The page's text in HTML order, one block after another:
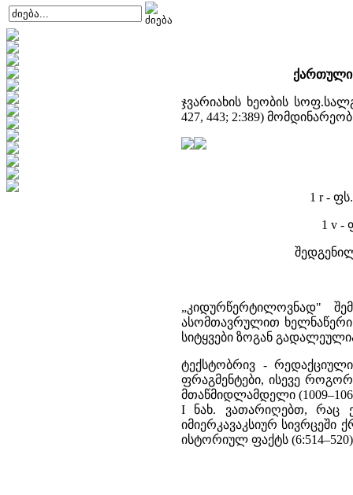
ქართული
ჯვარიახის ხეობის
427, 443; 2:389)
1 r -
1 v -
„კიდურწერტილოვნად"
ასომთავრულით
სიტყვები ზოგან
ტექსტობრივ -
ფრაგმენტები, ისევე
მთაწმიდლამდელი
I ნახ. ვათარიღებთ, რაც
იმიერკავაკსიურ
ისტორიულ ფაქტს